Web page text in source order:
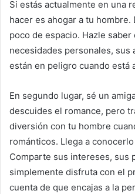
Si estás actualmente en una
hacer es ahogar a tu hombre.
poco de espacio. Hazle
necesidades personales, sus
están en peligro cuando está
En segundo lugar, sé un
descuides el romance, pero
diversión con tu hombre
románticos. Llega a
Comparte sus intereses, sus
simplemente disfruta con el
cuenta de que encajas a la